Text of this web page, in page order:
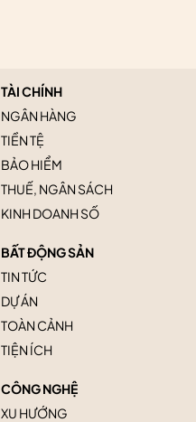
TÀI CHÍNH
NGÂN HÀNG
TIỀN TỆ
BẢO HIỂM
THUẾ, NGÂN SÁCH
KINH DOANH SỐ
BẤT ĐỘNG SẢN
TIN TỨC
DỰ ÁN
TOÀN CẢNH
TIỆN ÍCH
CÔNG NGHỆ
XU HƯỚNG